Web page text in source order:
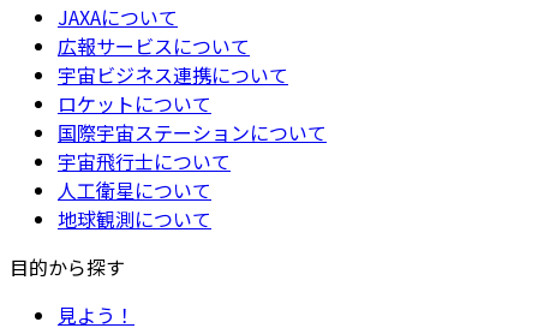
JAXAについて
広報サービスについて
宇宙ビジネス連携について
ロケットについて
国際宇宙ステーションについて
宇宙飛行士について
人工衛星について
地球観測について
目的から探す
見よう！